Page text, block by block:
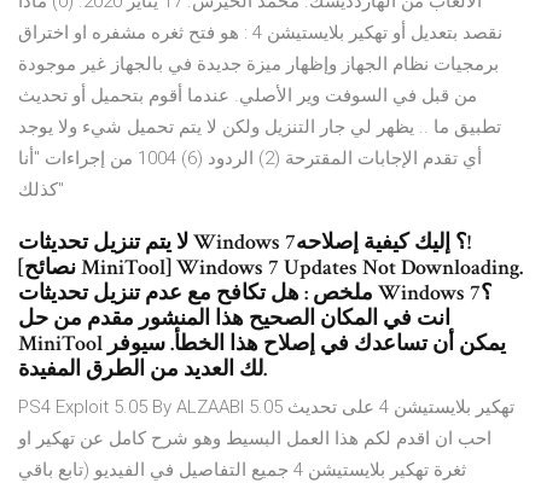
نقصد بتعديل أو تهكير بلايستيشن 4 : هو فتح ثغره مشفره او اختراق
برمجيات نظام الجهاز وإظهار ميزة جديدة في بالجهاز غير موجودة
من قبل في السوفت وير الأصلي. عندما أقوم بتحميل أو تحديث
تطبيق ما .. يظهر لي جار التنزيل ولكن لا يتم تحميل شيء ولا يوجد
أي تقدم الإجابات المقترحة (2) الردود (6) 1004 من إجراءات "أنا
كذلك"
لا يتم تنزيل تحديثات Windows 7؟ إليك كيفية إصلاحه!
[نصائح MiniTool] Windows 7 Updates Not Downloading.
ملخص : هل تكافح مع عدم تنزيل تحديثات Windows 7؟
انت في المكان الصحيح هذا المنشور مقدم من حل
MiniTool يمكن أن تساعدك في إصلاح هذا الخطأ. سيوفر
لك العديد من الطرق المفيدة.
PS4 Exploit 5.05 By ALZAABI تهكير بلايستيشن 4 على تحديث 5.05
احب ان اقدم لكم هذا العمل البسيط وهو شرح كامل عن تهكير او
ثغرة تهكير بلايستيشن 4 جميع التفاصيل في الفيديو (تابع باقي